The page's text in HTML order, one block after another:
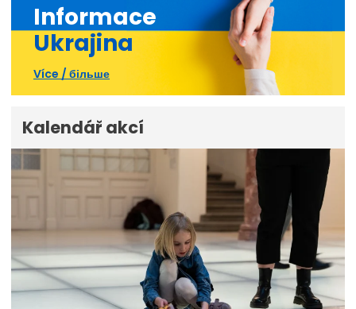
Informace
Ukrajina
Více / більше
Kalendář akcí